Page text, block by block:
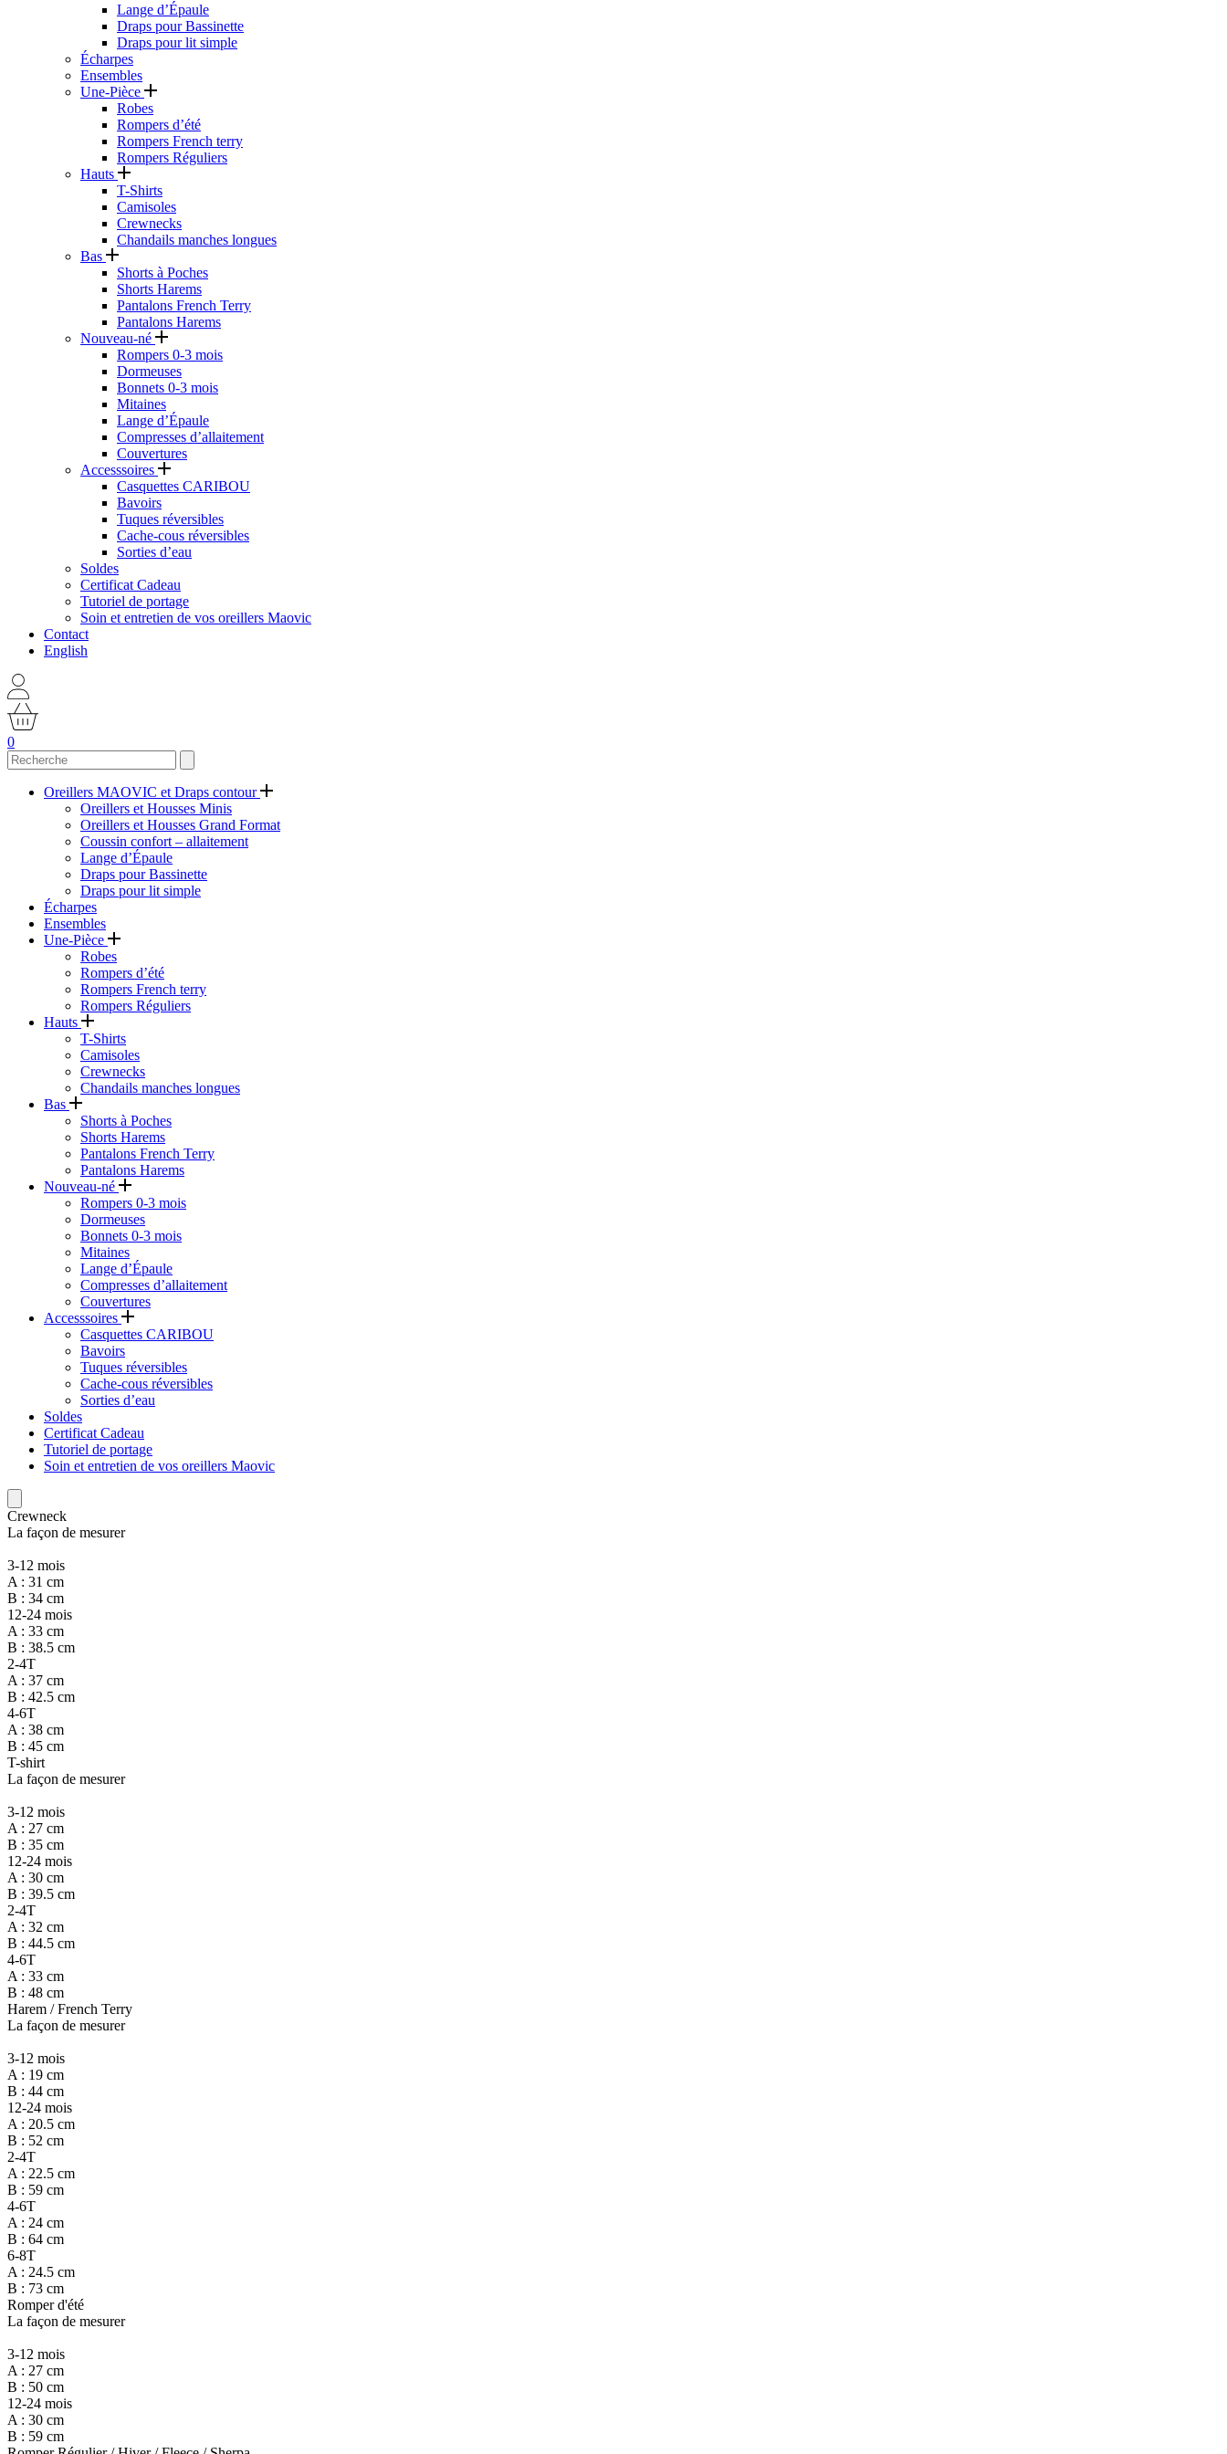
Lange d’Épaule
Draps pour Bassinette
Draps pour lit simple
Écharpes
Ensembles
Une-Pièce
Robes
Rompers d’été
Rompers French terry
Rompers Réguliers
Hauts
T-Shirts
Camisoles
Crewnecks
Chandails manches longues
Bas
Shorts à Poches
Shorts Harems
Pantalons French Terry
Pantalons Harems
Nouveau-né
Rompers 0-3 mois
Dormeuses
Bonnets 0-3 mois
Mitaines
Lange d’Épaule
Compresses d’allaitement
Couvertures
Accesssoires
Casquettes CARIBOU
Bavoirs
Tuques réversibles
Cache-cous réversibles
Sorties d’eau
Soldes
Certificat Cadeau
Tutoriel de portage
Soin et entretien de vos oreillers Maovic
Contact
English
0
Oreillers MAOVIC et Draps contour
Oreillers et Housses Minis
Oreillers et Housses Grand Format
Coussin confort – allaitement
Lange d’Épaule
Draps pour Bassinette
Draps pour lit simple
Écharpes
Ensembles
Une-Pièce
Robes
Rompers d’été
Rompers French terry
Rompers Réguliers
Hauts
T-Shirts
Camisoles
Crewnecks
Chandails manches longues
Bas
Shorts à Poches
Shorts Harems
Pantalons French Terry
Pantalons Harems
Nouveau-né
Rompers 0-3 mois
Dormeuses
Bonnets 0-3 mois
Mitaines
Lange d’Épaule
Compresses d’allaitement
Couvertures
Accesssoires
Casquettes CARIBOU
Bavoirs
Tuques réversibles
Cache-cous réversibles
Sorties d’eau
Soldes
Certificat Cadeau
Tutoriel de portage
Soin et entretien de vos oreillers Maovic
Crewneck
La façon de mesurer
3-12 mois
A : 31 cm
B : 34 cm
12-24 mois
A : 33 cm
B : 38.5 cm
2-4T
A : 37 cm
B : 42.5 cm
4-6T
A : 38 cm
B : 45 cm
T-shirt
La façon de mesurer
3-12 mois
A : 27 cm
B : 35 cm
12-24 mois
A : 30 cm
B : 39.5 cm
2-4T
A : 32 cm
B : 44.5 cm
4-6T
A : 33 cm
B : 48 cm
Harem / French Terry
La façon de mesurer
3-12 mois
A : 19 cm
B : 44 cm
12-24 mois
A : 20.5 cm
B : 52 cm
2-4T
A : 22.5 cm
B : 59 cm
4-6T
A : 24 cm
B : 64 cm
6-8T
A : 24.5 cm
B : 73 cm
Romper d'été
La façon de mesurer
3-12 mois
A : 27 cm
B : 50 cm
12-24 mois
A : 30 cm
B : 59 cm